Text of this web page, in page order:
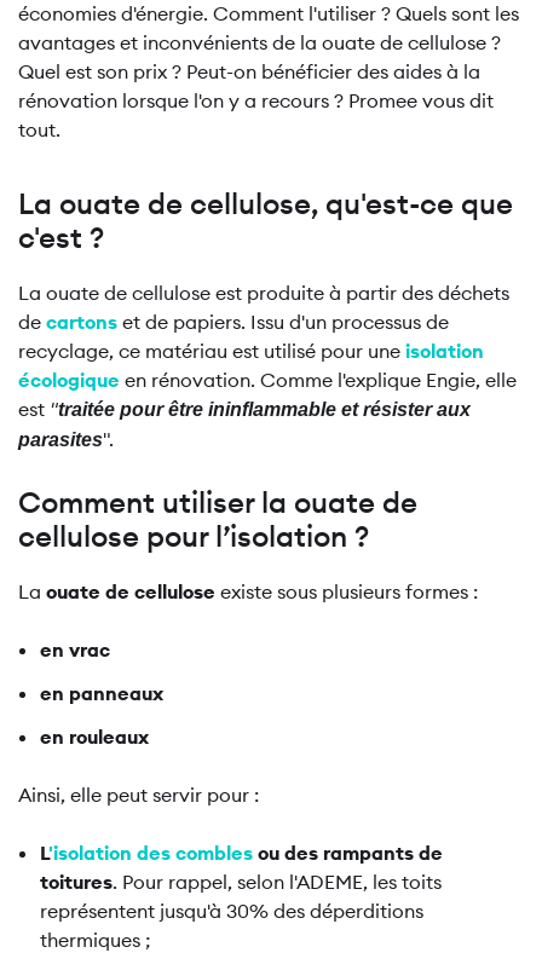
économies d'énergie. Comment l'utiliser ? Quels sont les
avantages et inconvénients de la ouate de cellulose ?
Quel est son prix ? Peut-on bénéficier des aides à la
rénovation lorsque l'on y a recours ? Promee vous dit
tout.
La ouate de cellulose, qu'est-ce que
c'est ?
La ouate de cellulose est produite à partir des déchets
de cartons et de papiers. Issu d'un processus de
recyclage, ce matériau est utilisé pour une isolation
écologique en rénovation. Comme l'explique Engie, elle
est "traitée pour être ininflammable et résister aux
parasites".
Comment utiliser la ouate de
cellulose pour l’isolation ?
La ouate de cellulose existe sous plusieurs formes :
en vrac
en panneaux
en rouleaux
Ainsi, elle peut servir pour :
L'isolation des combles ou des rampants de
toitures. Pour rappel, selon l'ADEME, les toits
représentent jusqu'à 30% des déperditions
thermiques ;